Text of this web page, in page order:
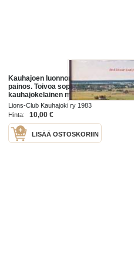
Kauhajoen luonnonkirja, 1983. 1.
painos. Toivoa sopii, että
kauhajokelainen maisema säilyy
monipuolisena ja tasapainoisena
ihmisen ja luonnon välillä.
Lions-Club Kauhajoki ry 1983
Hinta:
10,00 €
LISÄÄ OSTOSKORIIN